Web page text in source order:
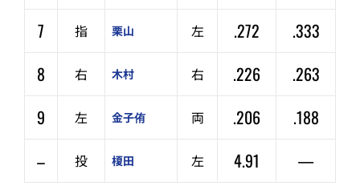
7
指 栗山 左 .272
.333
8
右 木村 右 .226
.263
9
左 金子侑 両 .206
.188
–
投 榎田 左 4.91 —